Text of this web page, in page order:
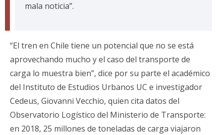
mala noticia”.
“El tren en Chile tiene un potencial que no se está
aprovechando mucho y el caso del transporte de
carga lo muestra bien”, dice por su parte el académico
del Instituto de Estudios Urbanos UC e investigador
Cedeus, Giovanni Vecchio, quien cita datos del
Observatorio Logístico del Ministerio de Transporte:
en 2018, 25 millones de toneladas de carga viajaron